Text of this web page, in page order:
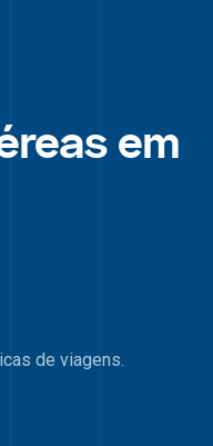
em
de viagens.